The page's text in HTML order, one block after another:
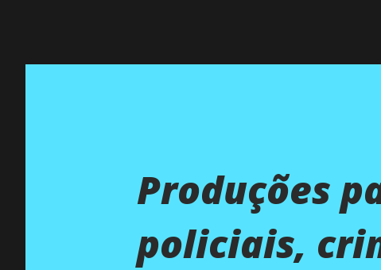
Produções
policiais,